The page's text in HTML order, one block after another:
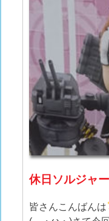
休日ソルジャ
皆さんこんばんは